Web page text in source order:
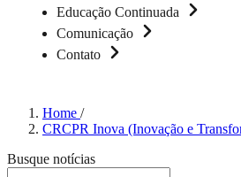
Educação Continuada
Comunicação
Contato
Home /
CRCPR Inova (Inovação e
Busque notícias